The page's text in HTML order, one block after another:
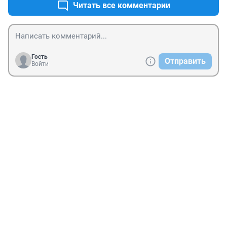
Читать все комментарии
Гость
Войти
Отправить